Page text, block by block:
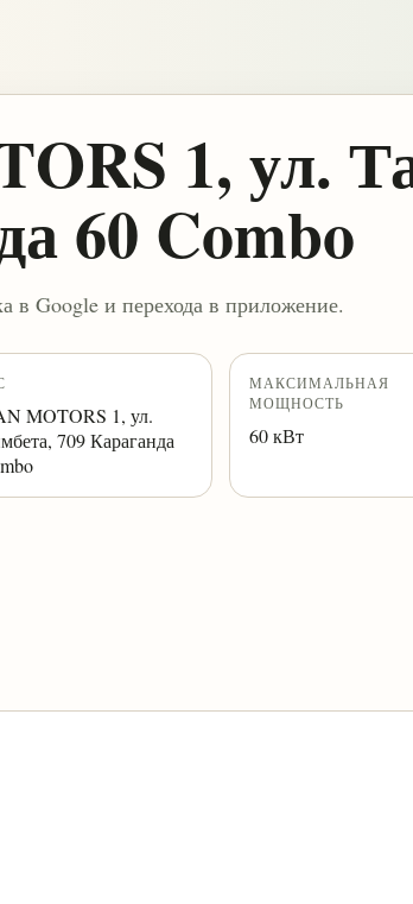
1, ул.
60 Combo
в Google и перехода в приложение.
MOTORS 1, ул.
709 Караганда
МАКСИМАЛЬНАЯ
МОЩНОСТЬ
60 кВт